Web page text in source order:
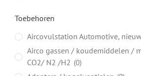
Toebehoren
Aircovulstation Automotive,
Airco gassen / koudemiddelen /
CO2/ N2 /H2 0